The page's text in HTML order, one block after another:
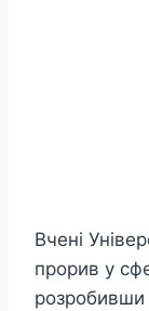
Вчені
прорив у
розробивши